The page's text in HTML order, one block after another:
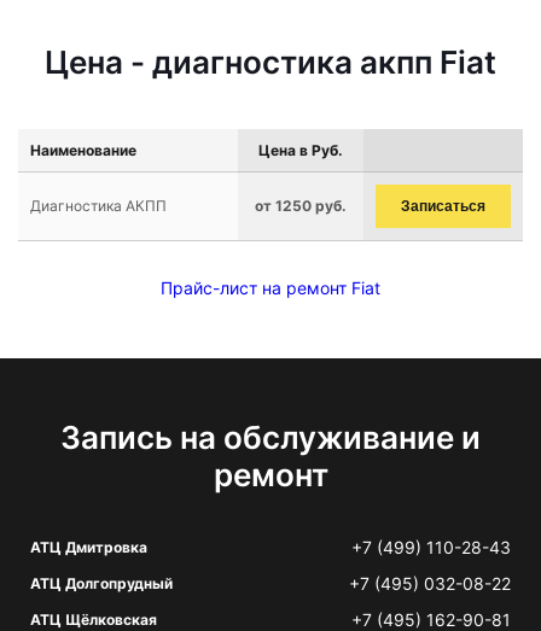
Цена - диагностика акпп Fiat
Наименование Цена в Руб.
Диагностика АКПП от 1250 руб. Записаться
Прайс-лист на ремонт Fiat
Запись на обслуживание и
ремонт
АТЦ Дмитровка +7 (499) 110-28-43
АТЦ Долгопрудный +7 (495) 032-08-22
АТЦ Щёлковская +7 (495) 162-90-81